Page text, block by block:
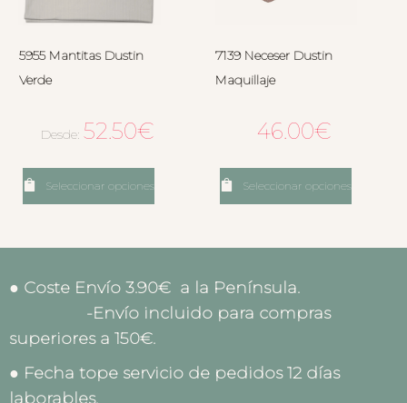
5955 Mantitas Dustin
Verde
Desde: 52.50€
Seleccionar opciones
7139 Neceser Dustin
Maquillaje
46.00€
Seleccionar opciones
● Coste Envío 3.90€ a la Península.
-Envío incluido para compras
superiores a 150€.
● Fecha tope servicio de pedidos 12 días
laborables.